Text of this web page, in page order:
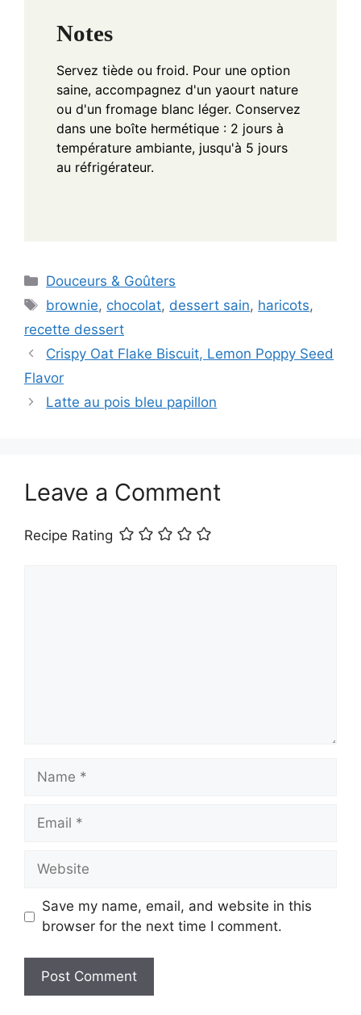
Notes
Servez tiède ou froid. Pour une option
saine, accompagnez d'un yaourt nature
ou d'un fromage blanc léger. Conservez
dans une boîte hermétique : 2 jours à
température ambiante, jusqu'à 5 jours
au réfrigérateur.
Categories
Douceurs & Goûters
Tags
brownie, chocolat, dessert sain, haricots,
recette dessert
Crispy Oat Flake Biscuit, Lemon Poppy Seed
Flavor
Latte au pois bleu papillon
Leave a Comment
Recipe Rating
Name
Email
Website
Save my name, email, and website in this
browser for the next time I comment.